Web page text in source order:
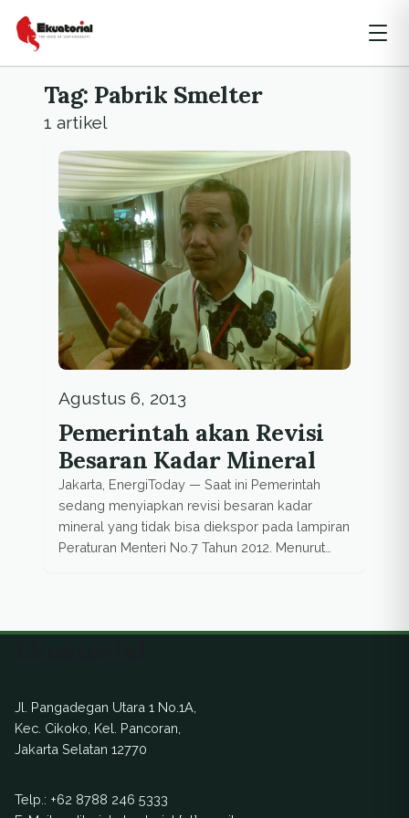
Tag: Pabrik Smelter
1 artikel
Agustus 6, 2013
Pemerintah akan Revisi
Besaran Kadar Mineral
Jakarta, EnergiToday — Saat ini Pemerintah
sedang menyiapkan revisi besaran kadar
mineral yang tidak bisa diekspor pada lampiran
Peraturan Menteri No.7 Tahun 2012. Menurut
bukan untuk produk material mentah yang
Jl. Pangadegan Utara 1 No.1A,
Kec. Cikoko, Kel. Pancoran,
Jakarta Selatan 12770
Telp.: +62 8788 246 5333